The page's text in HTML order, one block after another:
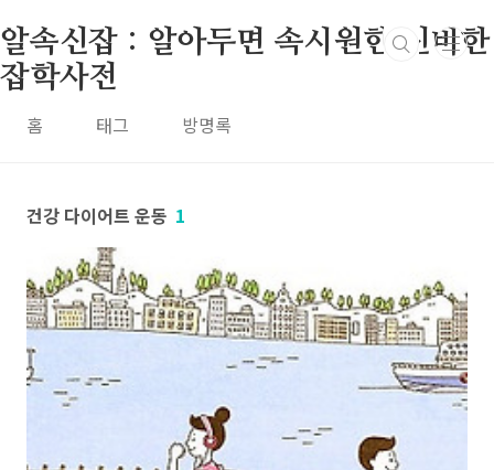
알속신잡 : 알아두면 속시원한 신비한
잡학사전
홈 태그 방명록
건강 다이어트 운동 1